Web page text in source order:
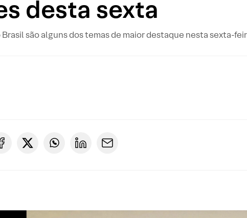
desta sexta
são alguns dos temas de maior destaque nesta sexta-